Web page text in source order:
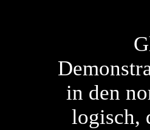
in den
logisch,